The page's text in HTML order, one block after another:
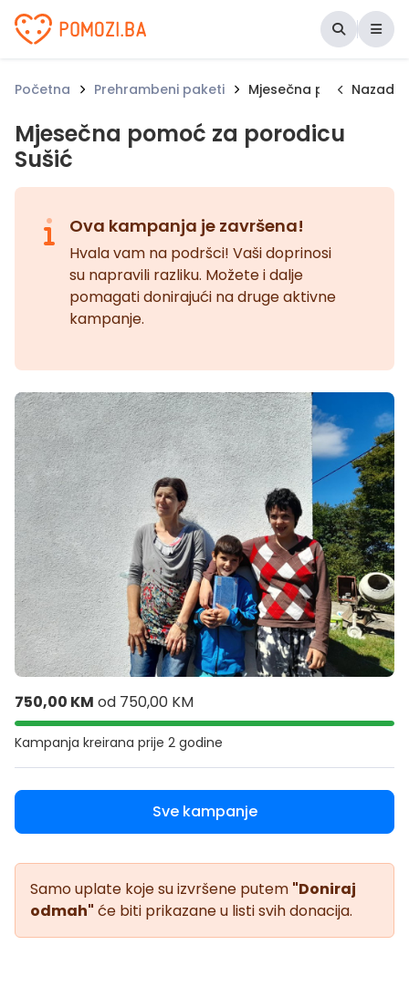
Udruženje Pomozi.ba
Početna Prehrambeni paketi Mjesečna pomoć za
Nazad
Mjesečna pomoć za porodicu
Sušić
Ova kampanja je završena!
Hvala vam na podršci! Vaši doprinosi
su napravili razliku. Možete i dalje
pomagati donirajući na druge aktivne
kampanje.
750,00 KM od 750,00 KM
Kampanja kreirana prije 2 godine
Sve kampanje
Samo uplate koje su izvršene putem "Doniraj
odmah" će biti prikazane u listi svih donacija.